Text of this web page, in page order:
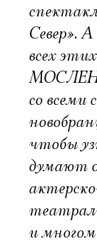
Север».
всех
со
чтобы
думают
и